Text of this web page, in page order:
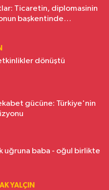
Ticaretin, diplomasinin
başkentinde
dönüştü
gücüne: Türkiye'nin
uğruna baba - oğul birlikte
YALÇIN